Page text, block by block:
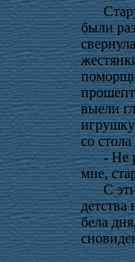
были
выели
со
- Не
мне,
С
бела